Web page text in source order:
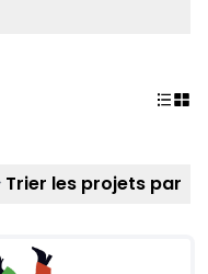
Trier les projets par